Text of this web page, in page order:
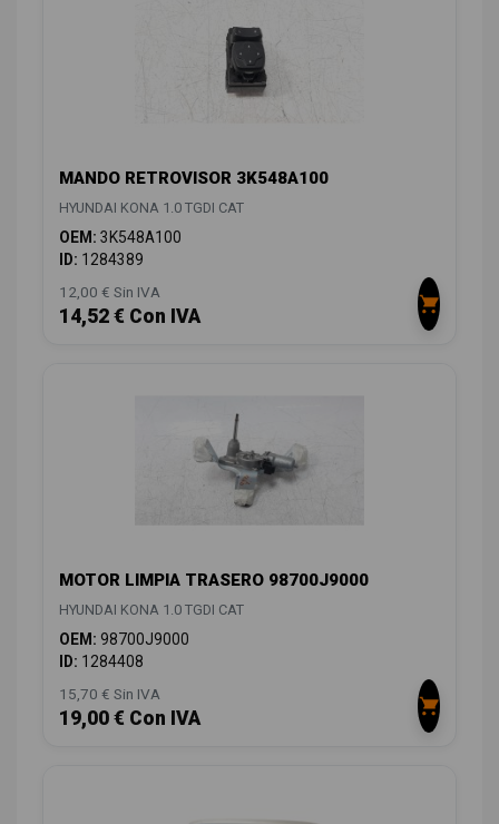
MANDO RETROVISOR 3K548A100
HYUNDAI KONA 1.0 TGDI CAT
OEM: 3K548A100
ID: 1284389
12,00 € Sin IVA
14,52 € Con IVA
MOTOR LIMPIA TRASERO 98700J9000
HYUNDAI KONA 1.0 TGDI CAT
OEM: 98700J9000
ID: 1284408
15,70 € Sin IVA
19,00 € Con IVA